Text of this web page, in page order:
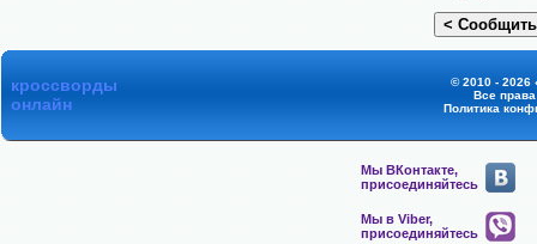
кроссворды
онлайн
© 2010 - 2026
Все
Политика
Мы ВКонтакте,
присоединяйтесь
Мы в Viber,
присоединяйтесь